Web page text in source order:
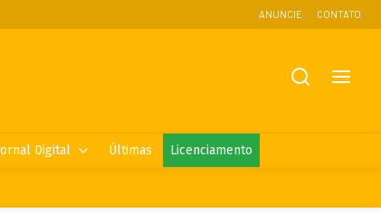
ANUNCIE CONTATO
Digital Últimas Licenciamento